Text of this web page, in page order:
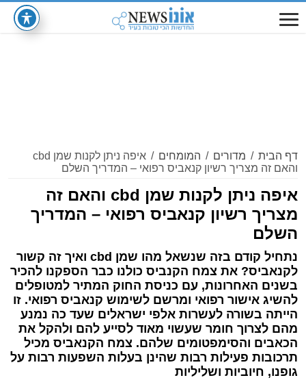
דף הבית / מדורים / המומחים /
איפה ניתן לקנות שמן cbd
והאם זה מצריך רשיון קנאביס רפואי – המדריך השלם
איפה ניתן לקנות שמן cbd והאם זה
מצריך רשיון קנאביס רפואי – המדריך
השלם
נתחיל קודם בזה שנשאל מהו שמן cbd ואיך זה קשור
לקנאביס? את צמח הקנביס כולנו כבר הספקנו להכיר
בשנים האחרונות, עם כניסת החוק המתיר למטופלים
להשיג אישור רפואי ומרשם לשימוש קנאביס רפואי. זו
הייתה בשורה לעשרות אלפי ישראלים שעד כה נמנע
מהם לצרוך חומר שעשוי מאוד לסייע להם ולהקל את
הכאבים והסימפטומים שלהם. צמח הקנאביס מכיל
תרכובות פעילות רבות שהינן בעלות השפעות רבות על
גופנו, חיוביות ושליליות